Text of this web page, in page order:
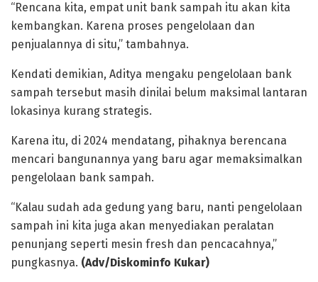
“Rencana kita, empat unit bank sampah itu akan kita
kembangkan. Karena proses pengelolaan dan
penjualannya di situ,” tambahnya.
Kendati demikian, Aditya mengaku pengelolaan bank
sampah tersebut masih dinilai belum maksimal lantaran
lokasinya kurang strategis.
Karena itu, di 2024 mendatang, pihaknya berencana
mencari bangunannya yang baru agar memaksimalkan
pengelolaan bank sampah.
“Kalau sudah ada gedung yang baru, nanti pengelolaan
sampah ini kita juga akan menyediakan peralatan
penunjang seperti mesin fresh dan pencacahnya,”
pungkasnya. (Adv/Diskominfo Kukar)